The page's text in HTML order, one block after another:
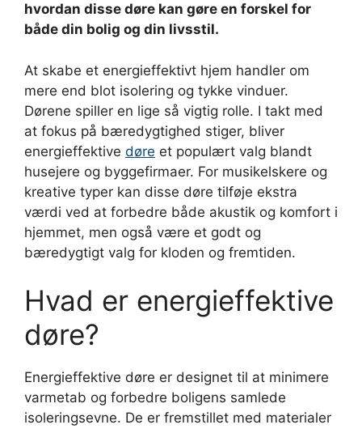
hvordan disse døre kan gøre en forskel for
både din bolig og din livsstil.
At skabe et energieffektivt hjem handler om
mere end blot isolering og tykke vinduer.
Dørene spiller en lige så vigtig rolle. I takt med
at fokus på bæredygtighed stiger, bliver
energieffektive døre et populært valg blandt
husejere og byggefirmaer. For musikelskere og
kreative typer kan disse døre tilføje ekstra
værdi ved at forbedre både akustik og komfort i
hjemmet, men også være et godt og
bæredygtigt valg for kloden og fremtiden.
Hvad er energieffektive
døre?
Energieffektive døre er designet til at minimere
varmetab og forbedre boligens samlede
isoleringsevne. De er fremstillet med materialer